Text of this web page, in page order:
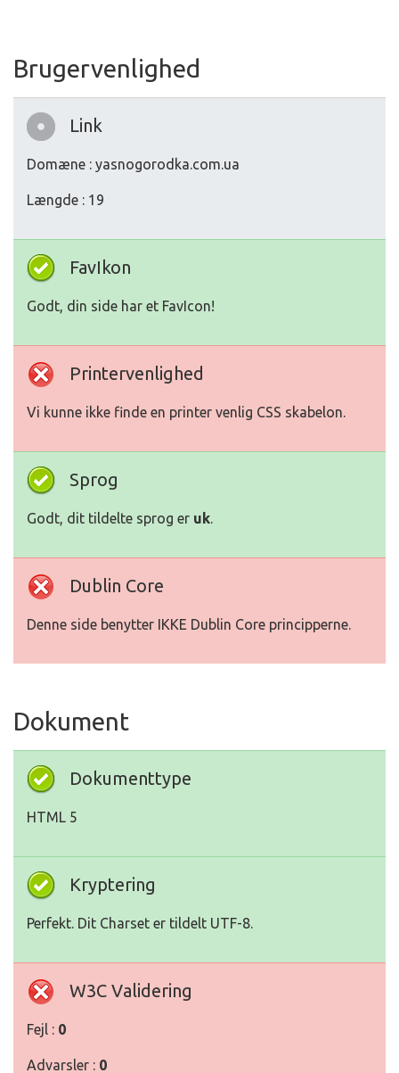
Brugervenlighed
Link
Domæne : yasnogorodka.com.ua
Længde : 19
FavIkon
Godt, din side har et FavIcon!
Printervenlighed
Vi kunne ikke finde en printer venlig CSS skabelon.
Sprog
Godt, dit tildelte sprog er uk.
Dublin Core
Denne side benytter IKKE Dublin Core principperne.
Dokument
Dokumenttype
HTML 5
Kryptering
Perfekt. Dit Charset er tildelt UTF-8.
W3C Validering
Fejl : 0
Advarsler : 0